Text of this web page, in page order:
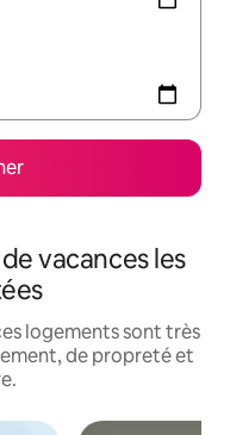
vacances les
logements sont très
de propreté et